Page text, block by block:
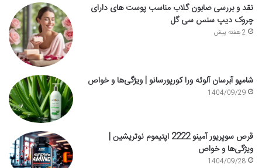
نقد و بررسی صابون گلاب مناسب پوست های دارای
چروک دیپ سنس سی گل
2 هفته پیش
شامپو آبرسان آلوئه ورا کورپورسانو | ویژگی‌ها و خواص
1404/09/29
قرص سوپریور آمینو 2222 اپتیموم نوتریشین |
ویژگی‌ها و خواص
1404/09/28